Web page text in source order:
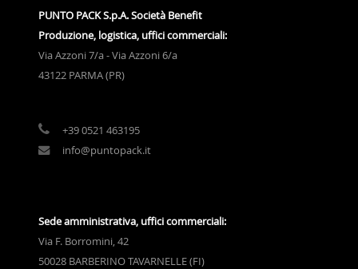
PUNTO PACK S.p.A. Società Benefit
Produzione, logistica, uffici commerciali:
Via Azzoni 7/a - Via Azzoni 6/a
43122 PARMA (PR)
+39 0521 463195
info@puntopack.it
Sede amministrativa, uffici commerciali:
Via F. Borromini, 42
50028 BARBERINO TAVARNELLE (FI)